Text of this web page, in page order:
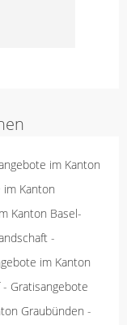
im Kanton
im Kanton
Kanton Basel-
-
im Kanton
- Gratisangebote
Graubünden -